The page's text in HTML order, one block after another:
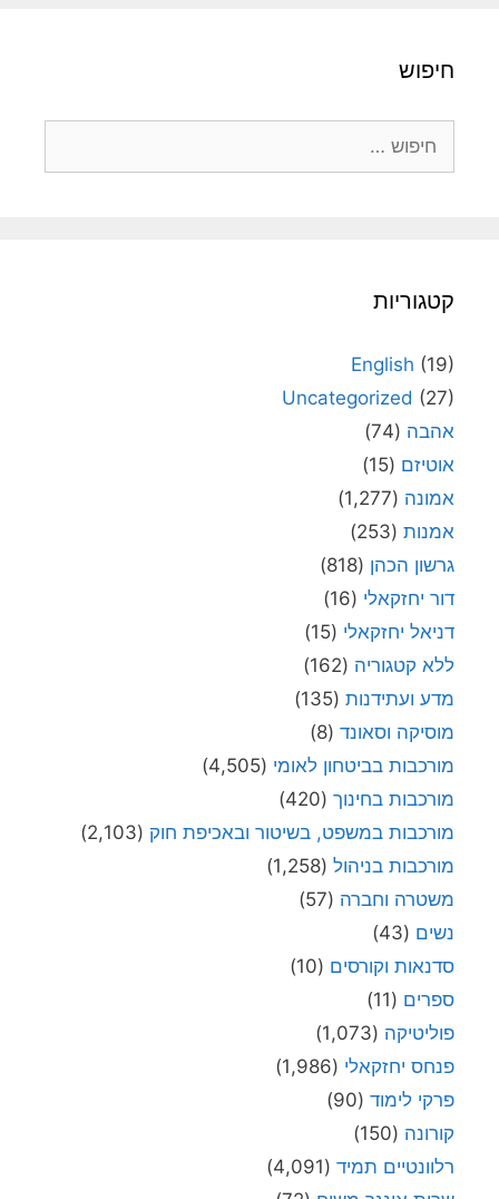
חיפוש
קטגוריות
English (19)
Uncategorized (27)
אהבה (74)
אוטיזם (15)
אמונה (1,277)
אמנות (253)
גרשון הכהן (818)
דור יחזקאלי (16)
דניאל יחזקאלי (15)
ללא קטגוריה (162)
מדע ועתידנות (135)
מוסיקה וסאונד (8)
מורכבות בביטחון לאומי (4,505)
מורכבות בחינוך (420)
מורכבות במשפט, בשיטור ובאכיפת חוק (2,103)
מורכבות בניהול (1,258)
משטרה וחברה (57)
נשים (43)
סדנאות וקורסים (10)
ספרים (11)
פוליטיקה (1,073)
פנחס יחזקאלי (1,986)
פרקי לימוד (90)
קורונה (150)
רלוונטיים תמיד (4,091)